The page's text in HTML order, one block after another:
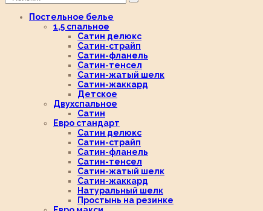
Постельное белье
1,5 спальное
Сатин делюкс
Сатин-страйп
Сатин-фланель
Сатин-тенсел
Сатин-жатый шелк
Сатин-жаккард
Детское
Двухспальное
Сатин
Евро стандарт
Сатин делюкс
Сатин-страйп
Сатин-фланель
Сатин-тенсел
Сатин-жатый шелк
Сатин-жаккард
Натуральный шелк
Простынь на резинке